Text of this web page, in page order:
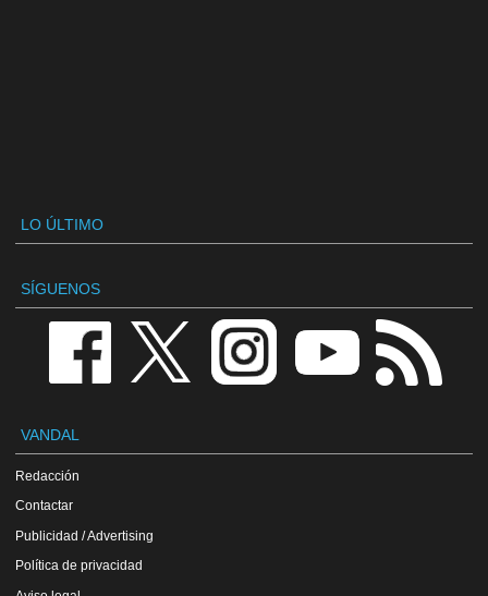
LO ÚLTIMO
SÍGUENOS
VANDAL
Redacción
Contactar
Publicidad / Advertising
Política de privacidad